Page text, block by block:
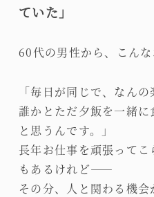
ていた」
60代の男性から、こんな
「毎日が同じで、なん
誰かとただ夕飯を一緒
と思うんです。」
長年お仕事を頑張って
もあるけれど――
その分、人と関わる機会